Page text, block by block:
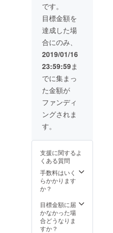
オリジ
ナル図
書館建
築模型
（サイ
ズ等相
談）
細につ
いて
は、決
定次第
直ぐに
ご連絡
させて
いただ
きま
す。ま
た、交
通費は
自己負
す。) ・
ヒー豆
（ラオ
ス特産
品） ・
図書館
を付け
る権利
（学校
横に設
です。
目標金額を
達成した場
合にのみ、
2019/01/16
23:59:59ま
でに集まっ
た金額が
ファンディ
ングされま
す。
支援に関するよ
くある質問
手数料はいく
らかかります
か？
目標金額に届
かなかった場
合どうなりま
すか？